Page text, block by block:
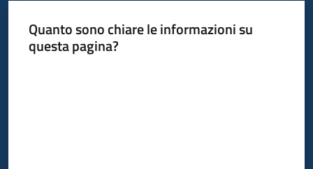
Informazioni
locali
Quanto sono chiare le informazioni su
questa pagina?